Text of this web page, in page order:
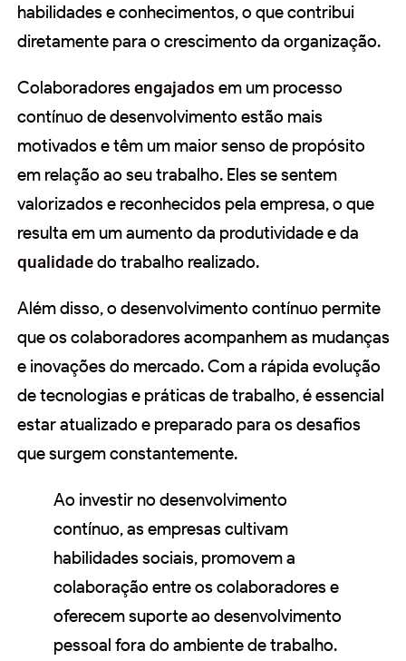
habilidades e conhecimentos, o que contribui
diretamente para o crescimento da organização.
Colaboradoresengajados em um processo
contínuo de desenvolvimento estão mais
motivados e têm um maior senso de propósito
em relação ao seu trabalho. Eles se sentem
valorizados e reconhecidos pela empresa, o que
resulta em um aumento da produtividade e da
qualidadedo trabalho realizado.
Além disso, o desenvolvimento contínuo permite
que os colaboradores acompanhem as mudanças
e inovações do mercado. Com a rápida evolução
de tecnologias e práticas de trabalho, é essencial
estar atualizado e preparado para os desafios
que surgem constantemente.
Ao investir no desenvolvimento
contínuo, as empresas cultivam
habilidades sociais, promovem a
colaboração entre os colaboradores e
oferecem suporte ao desenvolvimento
pessoal fora do ambiente de trabalho.